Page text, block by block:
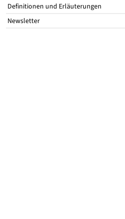
Definitionen und Erläuterungen
Newsletter